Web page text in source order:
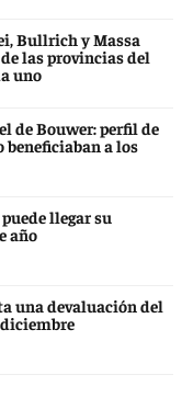
Bullrich y Massa
las provincias del
uno
de Bouwer: perfil de
beneficiaban a los
llegar su
año
una devaluación del